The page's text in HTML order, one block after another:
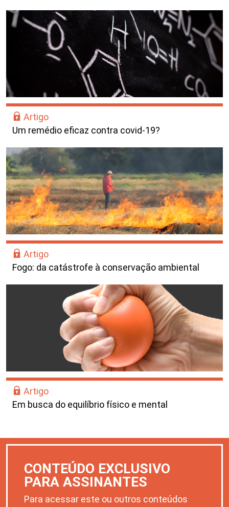
Artigo
Um remédio eficaz contra covid-19?
Artigo
Fogo: da catástrofe à conservação ambiental
Artigo
Em busca do equilíbrio físico e mental
CONTEÚDO EXCLUSIVO
PARA ASSINANTES
Para acessar este ou outros conteúdos